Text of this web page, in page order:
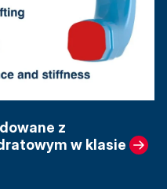
z
w klasie